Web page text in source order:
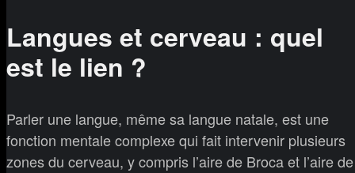
Langues et cerveau : quel
est le lien ?
Parler une langue, même sa langue natale, est une
fonction mentale complexe qui fait intervenir plusieurs
zones du cerveau, y compris l’aire de Broca et l’aire de